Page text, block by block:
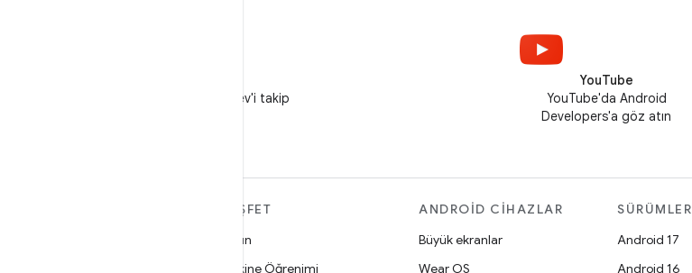
X'te @AndroidDev'i takip
YouTube
YouTube'da Android
Developers'a göz atın
KEŞFET
Oyun
Makine Öğrenimi
ANDROID CIHAZLAR
Büyük ekranlar
Wear OS
SÜRÜMLER
Android 17
Android 16